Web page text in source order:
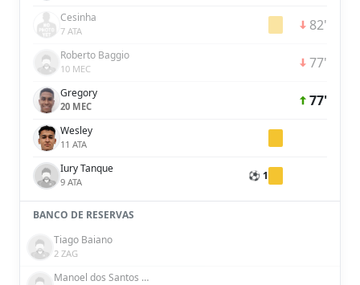
Cesinha
7 ATA 82'
Roberto Baggio
10 MEC 77'
Gregory
20 MEC 77'
Wesley
11 ATA
Iury Tanque
9 ATA ⚽ 1
BANCO DE RESERVAS
Tiago Baiano
2 ZAG
Manoel dos Santos França